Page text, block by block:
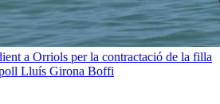
a Orriols per la contractació de la filla
Lluís Girona Boffi